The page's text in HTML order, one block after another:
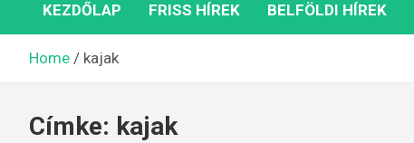
KEZDŐLAP FRISS HÍREK BELFÖLDI HÍREK
Home kajak
Címke: kajak